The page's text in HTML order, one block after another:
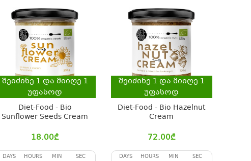
შეიძინე 1 და მიიღე 1
უფასოდ
Diet-Food - Bio
Sunflower Seeds Cream
18.00₾
შეიძინე 1 და მიიღე 1
უფასოდ
Diet-Food - Bio Hazelnut
Cream
72.00₾
DAYS HOURS MIN SEC DAYS HOURS MIN SEC